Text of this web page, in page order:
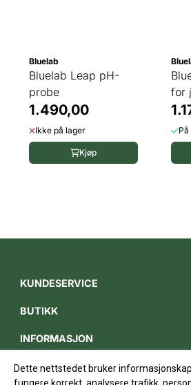
Bluelab
Bluelab Leap pH-
probe
1.490,00
Ikke på lager
Kjøp
for
På
KUNDESERVICE
Tlf. 620 00 849
Man-fre 09.00 - 17.00
Bedriftskontorer:
Østre gate 21
BUTIKK
INFORMASJON
FØLG OSS
Dette nettstedet bruker